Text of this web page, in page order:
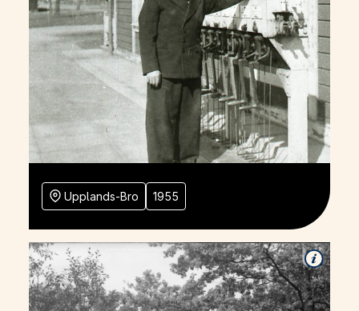
Upplands-Bro 1955